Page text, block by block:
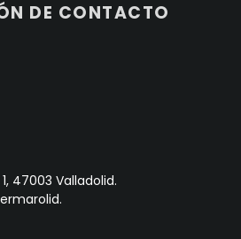
DE CONTACTO
47003 Valladolid.